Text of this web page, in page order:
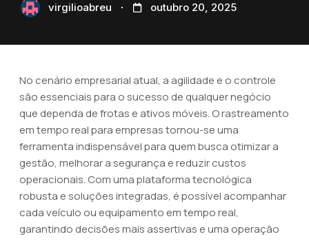
virgilioabreu outubro 20, 2025
No cenário empresarial atual, a agilidade e o controle
são essenciais para o sucesso de qualquer negócio
que dependa de frotas e ativos móveis. O rastreamento
em tempo real para empresas tornou-se uma
ferramenta indispensável para quem busca otimizar a
gestão, melhorar a segurança e reduzir custos
operacionais. Com uma plataforma tecnológica
robusta e soluções integradas, é possível acompanhar
cada veículo ou equipamento em tempo real,
garantindo decisões mais assertivas e uma operação